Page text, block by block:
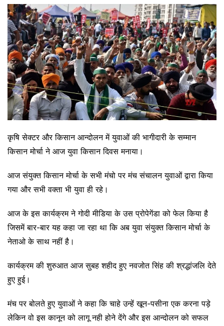
कृषि सेक्टर और किसान आन्दोलन में युवाओं की भागीदारी के सम्मान
किसान मोर्चा ने आज युवा किसान दिवस मनाया।
आज संयुक्त किसान मोर्चा के सभी मंचो पर मंच संचालन युवाओं द्वारा किया
गया और सभी वक्ता भी युवा ही रहे।
आज के इस कार्यक्रम ने गोदी मीडिया के उस प्रोपेगेंडा को फेल किया है
जिसमें बार-बार यह कहा जा रहा था कि अब युवा संयुक्त किसान मोर्चा के
नेताओ के साथ नहीं है।
कार्यक्रम की शुरुआत आज सुबह शहीद हुए नवजोत सिंह की श्रद्धांजलि देते
हुए हुई।
मंच पर बोलते हुए युवाओं ने कहा कि चाहे उन्हें खून-पसीना एक करना पड़े
लेकिन वो इस कानून को लागू नही होने देंगे और इस आन्दोलन को सफल